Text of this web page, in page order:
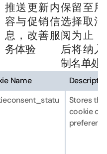
推送更新内
容与促销信
息，改善服
务体验
保留至
选择取
阅为止
后将纳
制名单处
Name
Stores the
cookie